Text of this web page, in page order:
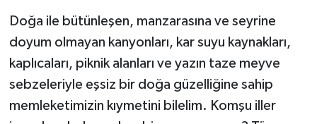
Doğa ile bütünleşen, manzarasına ve seyrine
doyum olmayan kanyonları, kar suyu kaynakları,
kaplıcaları, piknik alanları ve yazın taze meyve
sebzeleriyle eşsiz bir doğa güzelliğine sahip
memleketimizin kıymetini bilelim. Komşu iller